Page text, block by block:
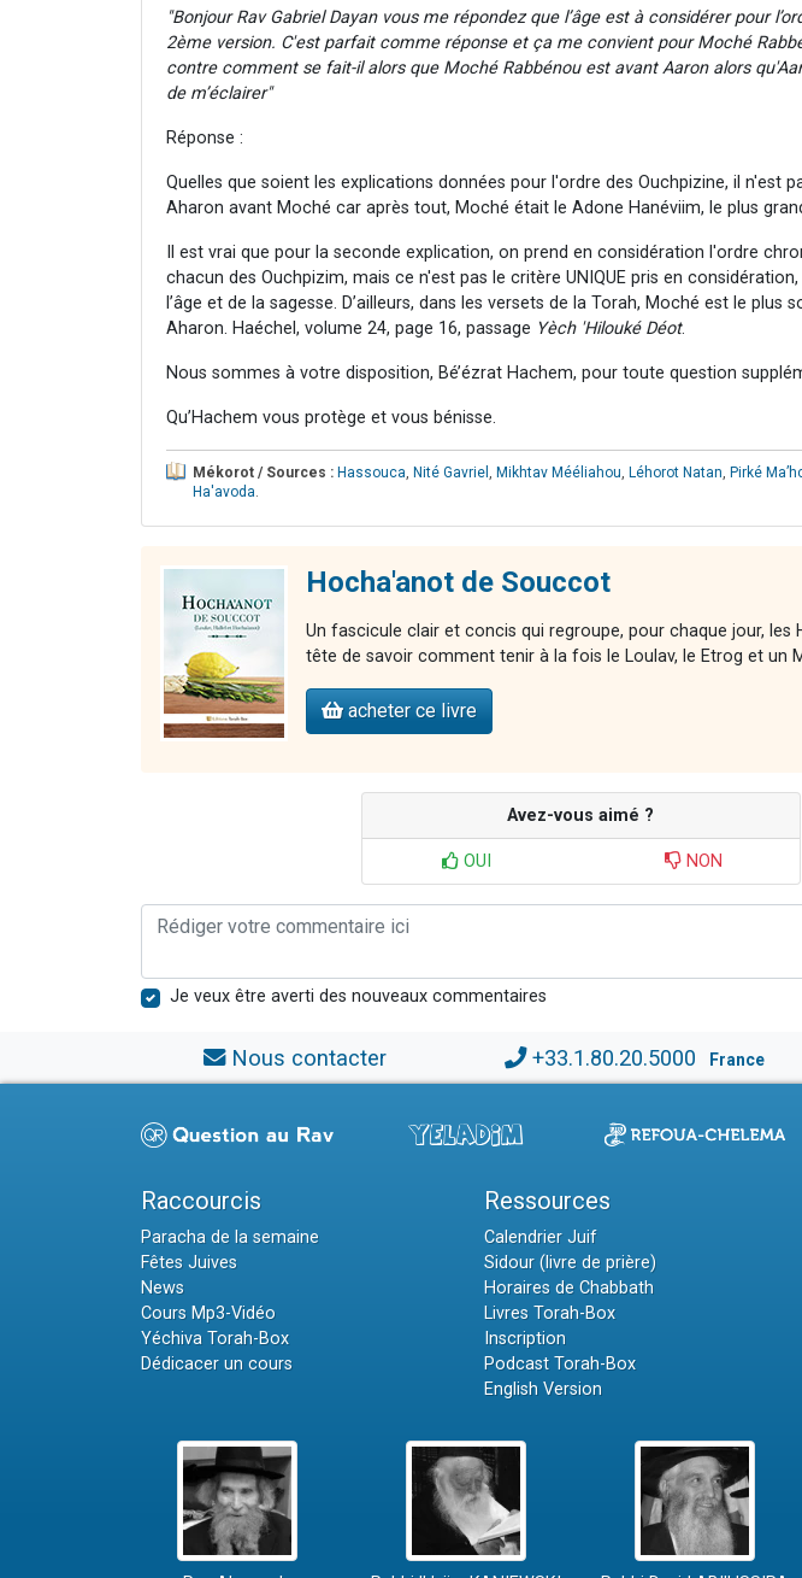
"Bonjour Rav Gabriel Dayan vous me répondez que l’âge est à considérer pour
2ème version. C'est parfait comme réponse et ça me convient pour Moché
contre comment se fait-il alors que Moché Rabbénou est avant Aaron alors
de m’éclairer"
Réponse :
Quelles que soient les explications données pour l'ordre des Ouchpizine, il n'est
Aharon avant Moché car après tout, Moché était le Adone Hanéviim, le plus
Il est vrai que pour la seconde explication, on prend en considération l'ordre
chacun des Ouchpizim, mais ce n'est pas le critère UNIQUE pris en considération,
l’âge et de la sagesse. D’ailleurs, dans les versets de la Torah, Moché est le plus
Aharon. Haéchel, volume 24, page 16, passage Yèch 'Hilouké Déot.
Nous sommes à votre disposition, Bé’ézrat Hachem, pour toute question
Qu’Hachem vous protège et vous bénisse.
Mékorot / Sources : Hassouca Nité Gavriel Mikhtav Mééliahou Léhorot Natan Pirké
Ha'avoda
Hocha'anot de Souccot
Un fascicule clair et concis qui regroupe, pour chaque jour, les
tête de savoir comment tenir à la fois le Loulav, le Etrog et un
acheter ce livre
Avez-vous aimé ?
OUI NON
Je veux être averti des nouveaux commentaires
Nous contacter +33.1.80.20.5000 France
Raccourcis
Paracha de la semaine
Fêtes Juives
News
Cours Mp3-Vidéo
Yéchiva Torah-Box
Dédicacer un cours
Ressources
Calendrier Juif
Sidour (livre de prière)
Horaires de Chabbath
Livres Torah-Box
Inscription
Podcast Torah-Box
English Version